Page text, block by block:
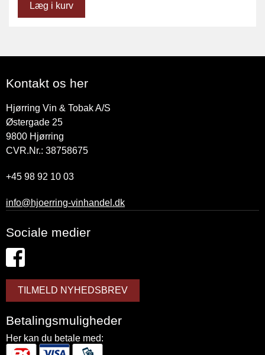
Læg i kurv
Kontakt os her
Hjørring Vin & Tobak A/S
Østergade 25
9800 Hjørring
CVR.Nr.: 38758675
+45 98 92 10 03
info@hjoerring-vinhandel.dk
Sociale medier
TILMELD NYHEDSBREV
Betalingsmuligheder
Her kan du betale med: